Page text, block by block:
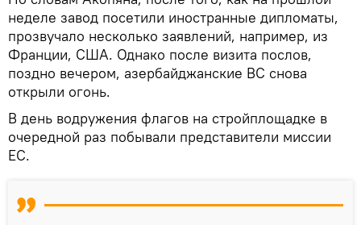
неделе завод посетили иностранные дипломаты,
прозвучало несколько заявлений, например, из
Франции, США. Однако после визита послов,
поздно вечером, азербайджанские ВС снова
открыли огонь.
В день водружения флагов на стройплощадке в
очередной раз побывали представители миссии
ЕС.